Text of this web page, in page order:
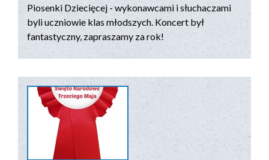
Piosenki Dziecięcej - wykonawcami i słuchaczami
byli uczniowie klas młodszych. Koncert był
fantastyczny, zapraszamy za rok!